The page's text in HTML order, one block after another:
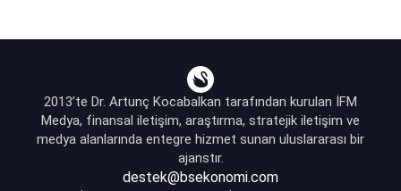
2013’te Dr. Artunç Kocabalkan tarafından kurulan İFM
Medya, finansal iletişim, araştırma, stratejik iletişim ve
medya alanlarında entegre hizmet sunan uluslararası bir
ajanstır.
destek@bsekonomi.com